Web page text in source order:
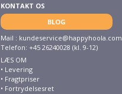
KONTAKT OS
BLOG
Mail : kundeservice@happyhoola.com
Telefon: +45 26240028 (kl. 9-12)
LÆS OM
• Levering
• Fragtpriser
• Fortrydelsesret